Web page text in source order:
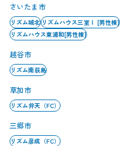
さいたま市
リズム城北リズムハウス三室Ⅰ [男性棟]
リズムハウス東浦和[男性棟]
越谷市
リズム南荻島
草加市
リズム弁天（FC）
三郷市
リズム彦成（FC）